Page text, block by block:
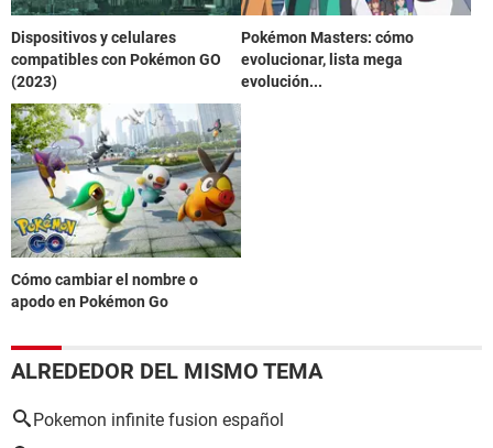
Dispositivos y celulares
compatibles con Pokémon GO
(2023)
Pokémon Masters: cómo
evolucionar, lista mega
evolución...
Cómo cambiar el nombre o
apodo en Pokémon Go
ALREDEDOR DEL MISMO TEMA
Pokemon infinite fusion español